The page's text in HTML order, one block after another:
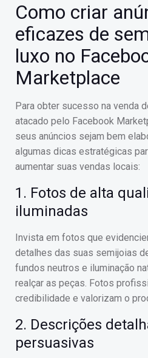
Como criar
eficazes de
luxo no
Marketplace
Para obter sucesso na venda
atacado pelo Facebook
seus anúncios sejam bem
algumas dicas estratégicas
aumentar suas vendas locais:
1. Fotos de alta
iluminadas
Invista em fotos que
detalhes das suas semijoias
fundos neutros e iluminação
realçar as peças. Fotos
credibilidade e valorizam o
2. Descrições
persuasivas